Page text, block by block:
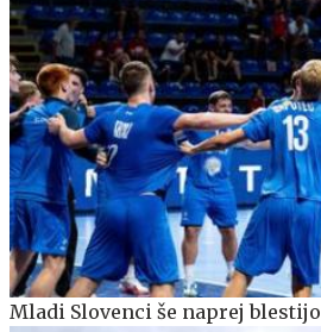
Mladi Slovenci še naprej blestijo